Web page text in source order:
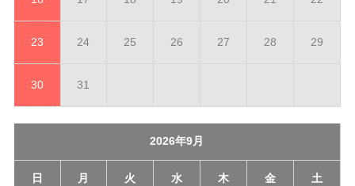
23 24 25 26 27 28 29
30 31
2026年9月
日 月 火 水 木 金 土